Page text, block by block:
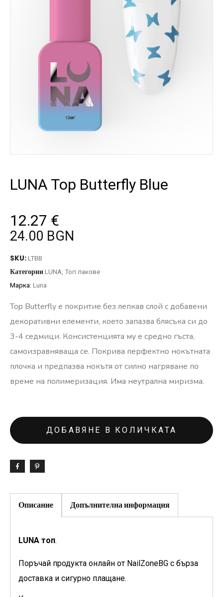
LUNA Top Butterfly Blue
12.27 €
24.00 BGN
SKU:LTBB
КатегорииLUNA Топ лакове
Марка: Luna
Top Butterfly е покритие без лепкав слой с добавени
декоративни елементи, което запазва блясъка си до
3-4 седмици. Консистенцията му е средно гъста,
самоизравняваща се. Покрива перфектно нокътната
плочка и предпазва нокътя от силно нагряване по
време на полимеризация. Има неутрална миризма.
ДОБАВЯНЕ В КОЛИЧКАТА
Описание Допълнителна информация
LUNA топ.
Поръчай продукта онлайн от NailZoneBG с бърза
доставка и сигурно плащане.